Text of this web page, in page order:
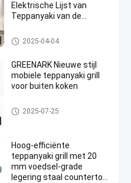
Elektrische Lijst van
Teppanyaki van de
Restaurantmateriaal
Mobiele
De Lijst van de Teppanyakigrill
2025-04-04
GREENARK Nieuwe stijl
mobiele teppanyaki grill
voor buiten koken
De Lijst van de Teppanyakigrill
2025-07-25
Hoog-efficiënte
teppanyaki grill met 20
mm voedsel-grade
legering staal countertop